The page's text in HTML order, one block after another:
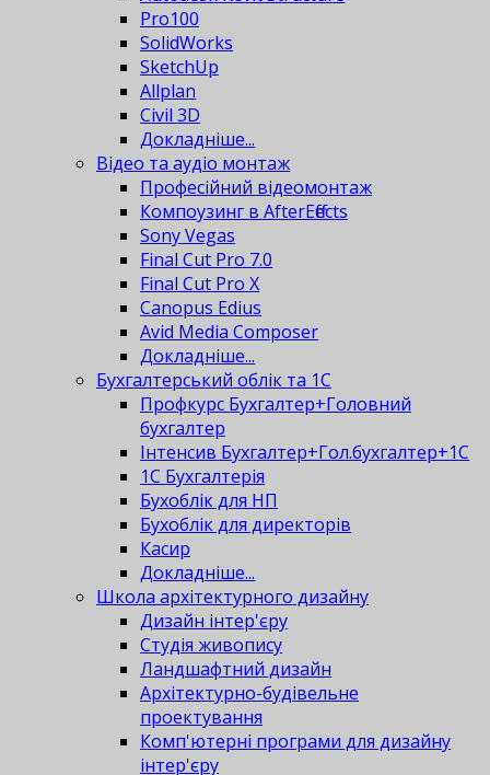
Pro100
SolidWorks
SketchUp
Allplan
Civil 3D
Докладніше...
Відео та аудіо монтаж
Професійний відеомонтаж
Компоузинг в AfterEffects
Sony Vegas
Final Cut Pro 7.0
Final Cut Pro X
Canopus Edius
Avid Media Composer
Докладніше...
Бухгалтерський облік та 1С
Профкурс Бухгалтер+Головний
бухгалтер
Інтенсив Бухгалтер+Гол.бухгалтер+1С
1С Бухгалтерія
Бухоблік для НП
Бухоблік для директорів
Касир
Докладніше...
Школа архітектурного дизайну
Дизайн інтер'єру
Студія живопису
Ландшафтний дизайн
Архітектурно-будівельне
проектування
Комп'ютерні програми для дизайну
інтер'єру